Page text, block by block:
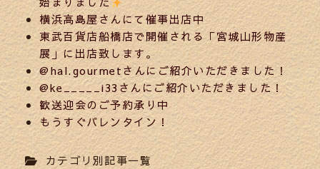
横浜高島屋さんにて催事出店中
東武百貨店船橋店で開催される「宮城山形物産
展」に出店致します。
@hal.gourmetさんにご紹介いただきました！
@ke_____i33さんにご紹介いただきました！
歓送迎会のご予約承り中
もうすぐバレンタイン！
カテゴリ別記事一覧